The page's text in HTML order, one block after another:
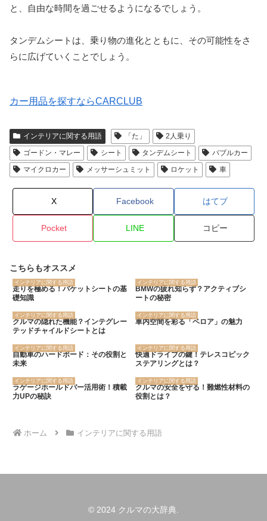
と、自由な時間を過ごせるようになるでしょう。
タンデムシートは、乗り物の進化とともに、その可能性をさ
らに広げていくことでしょう。
カー用品を探すならCARCLUB
インテリアに関する用語 「た」
2人乗り
ゴードン・マレー
シート タンデムシート
バブルカー
マイクロカー
メッサーシュミット ロケット 車
X Facebook はてブ
Pocket LINE コピー
こちらもオススメ
インテリアに関する用語
走りを極める！バケットシートの基
礎知識
インテリアに関する用語
BMWの疲れ知らず？アクティブシ
ートの秘密
インテリアに関する用語
クルマの隠れた機能？インテグレー
テッドチャイルドシートとは
インテリアに関する用語
車内空間を彩る「ベロア」の魅力
インテリアに関する用語
自動車のハードボード：その役割と
未来
インテリアに関する用語
快適ドライブの鍵！テレスコピック
ステアリングとは？
インテリアに関する用語
ラゲージホールドバー活用術！積載
力UPの秘訣
インテリアに関する用語
クルマの安全を守る！難燃性材料の
役割とは？
ホーム インテリアに関する用語
© 2024 クルマの大辞典.